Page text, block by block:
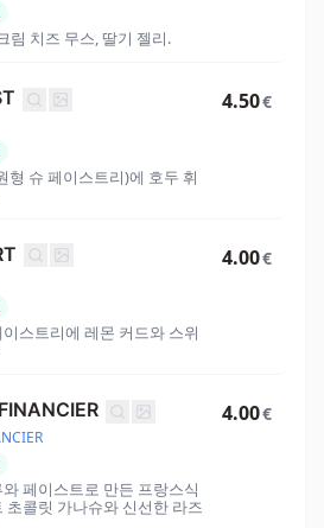
림 치즈 무스, 딸기 젤리.
형 슈 페이스트리)에 호두 휘
4.50€
스트리에 레몬 커드와 스위
4.00€
페이스트로 만든 프랑스식
초콜릿 가나슈와 신선한 라즈
4.00€